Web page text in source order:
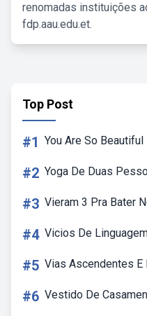
renomadas instituições
fdp.aau.edu.et.
Top Post
#1 You Are So Beautiful
#2 Yoga De Duas
#3 Vieram 3 Pra Bater
#4 Vicios De
#5 Vias Ascendentes E
#6 Vestido De